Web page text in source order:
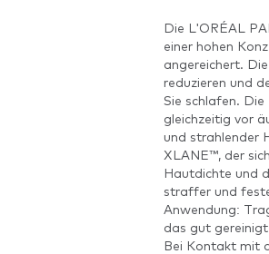
Die L'ORÉAL
einer hohen
angereichert.
reduzieren und
Sie schlafen.
gleichzeitig vor
und strahlender
XLANE™, der
Hautdichte und
straffer und
Anwendung:
das gut
Bei Kontakt mit